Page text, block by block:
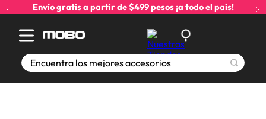
Envío gratis a partir de $499 pesos ¡a todo el país!
Encuentra los mejores accesorios